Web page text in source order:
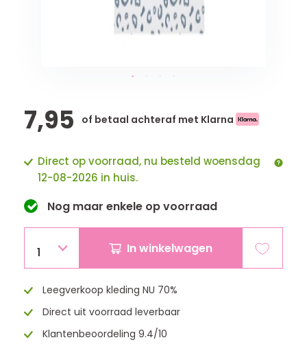
Schommelstoelen en wipstoeltjes
7,95 of betaal achteraf met Klarna
Direct op voorraad, nu besteld woensdag
12-08-2026 in huis.
Nog maar enkele op voorraad
1 In winkelwagen
Leegverkoop kleding NU 70%
Direct uit voorraad leverbaar
Klantenbeoordeling 9.4/10